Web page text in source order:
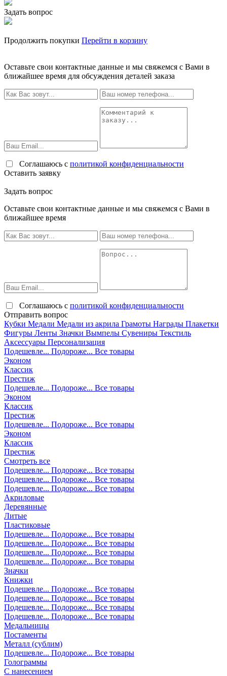
Задать вопрос
Продолжить покупки Перейти в корзину
Оставьте свои контактные данные и мы свяжемся с Вами в
ближайшее время для обсуждения деталей заказа
Соглашаюсь с политикой конфиденциальности
Оставить заявку
Задать вопрос
Оставьте свои контактные данные и мы свяжемся с Вами в
ближайшее время
Соглашаюсь с политикой конфиденциальности
Отправить вопрос
Кубки Медали Медали из акрила Грамоты Награды Плакетки
Фигуры Ленты Значки Вымпелы Сувениры Текстиль
Аксессуары Персонализация
Подешевле... Подороже... Все товары
Эконом
Классик
Престиж
Подешевле... Подороже... Все товары
Эконом
Классик
Престиж
Подешевле... Подороже... Все товары
Эконом
Классик
Престиж
Смотреть все
Подешевле... Подороже... Все товары
Подешевле... Подороже... Все товары
Подешевле... Подороже... Все товары
Акриловые
Деревянные
Литые
Пластиковые
Подешевле... Подороже... Все товары
Подешевле... Подороже... Все товары
Подешевле... Подороже... Все товары
Подешевле... Подороже... Все товары
Значки
Книжки
Подешевле... Подороже... Все товары
Подешевле... Подороже... Все товары
Подешевле... Подороже... Все товары
Подешевле... Подороже... Все товары
Медальницы
Постаменты
Металл (сублим)
Подешевле... Подороже... Все товары
Голограммы
С нанесением